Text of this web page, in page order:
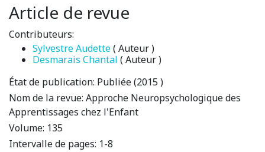
Article de revue
Contributeurs:
Sylvestre Audette( Auteur )
Desmarais Chantal ( Auteur )
État de publication: Publiée (2015 )
Nom de la revue: Approche Neuropsychologique des
Apprentissages chez l'Enfant
Volume: 135
Intervalle de pages: 1-8